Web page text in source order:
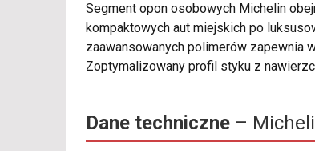
Segment opon osobowych Michelin
kompaktowych aut miejskich po
zaawansowanych polimerów zapewnia
Zoptymalizowany profil styku z
Dane techniczne –